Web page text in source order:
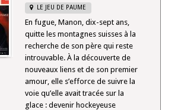
LE JEU DE PAUME
En fugue, Manon, dix-sept ans,
quitte les montagnes suisses à la
recherche de son père qui reste
introuvable. À la découverte de
nouveaux liens et de son premier
amour, elle s’efforce de suivre la
voie qu’elle avait tracée sur la
glace : devenir hockeyeuse